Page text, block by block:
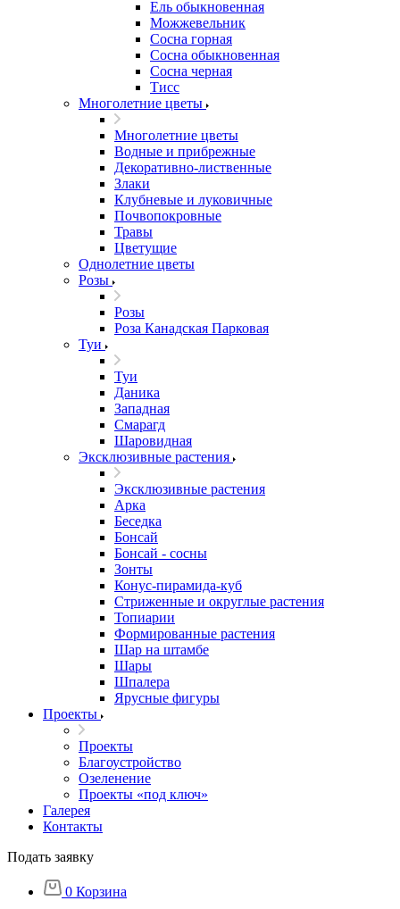
Ель обыкновенная
Можжевельник
Сосна горная
Сосна обыкновенная
Сосна черная
Тисс
Многолетние цветы
Многолетние цветы
Водные и прибрежные
Декоративно-лиственные
Злаки
Клубневые и луковичные
Почвопокровные
Травы
Цветущие
Однолетние цветы
Розы
Розы
Роза Канадская Парковая
Туи
Туи
Даника
Западная
Смарагд
Шаровидная
Эксклюзивные растения
Эксклюзивные растения
Арка
Беседка
Бонсай
Бонсай - сосны
Зонты
Конус-пирамида-куб
Стриженные и округлые растения
Топиарии
Формированные растения
Шар на штамбе
Шары
Шпалера
Ярусные фигуры
Проекты
Проекты
Благоустройство
Озеленение
Проекты «под ключ»
Галерея
Контакты
Подать заявку
0 Корзина